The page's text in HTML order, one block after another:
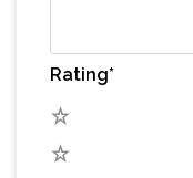
Rating*